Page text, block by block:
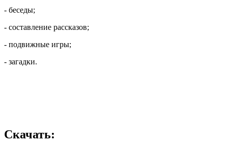
- беседы;
- составление рассказов;
- подвижные игры;
- загадки.
Скачать: